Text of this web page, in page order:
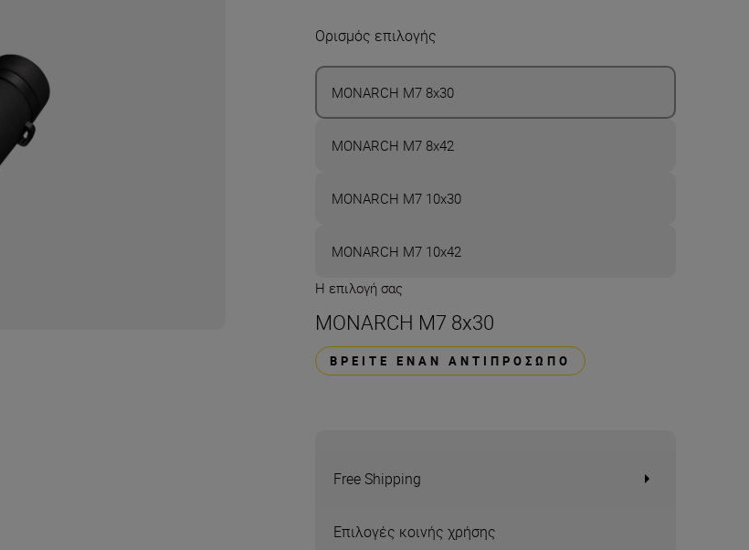
Ορισμός επιλογής
MONARCH M7 8x30
MONARCH M7 8x42
MONARCH M7 10x30
MONARCH M7 10x42
Η επιλογή σας
MONARCH M7 8x30
ΒΡΕΊΤΕ ΈΝΑΝ ΑΝΤΙΠΡΌΣΩΠΟ
Free Shipping
Επιλογές κοινής χρήσης